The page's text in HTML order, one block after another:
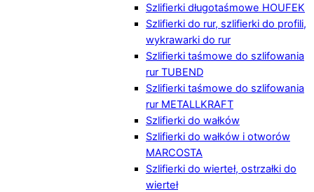
Szlifierki długotaśmowe HOUFEK
Szlifierki do rur, szlifierki do profili,
wykrawarki do rur
Szlifierki taśmowe do szlifowania
rur TUBEND
Szlifierki taśmowe do szlifowania
rur METALLKRAFT
Szlifierki do wałków
Szlifierki do wałków i otworów
MARCOSTA
Szlifierki do wierteł, ostrzałki do
wierteł